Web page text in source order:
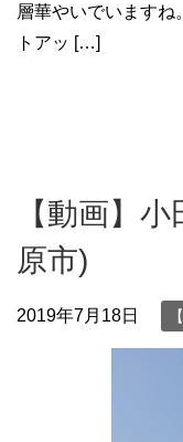
層華やいでいますね
トアッ […]
【動画】
原市)
2019年7月18日